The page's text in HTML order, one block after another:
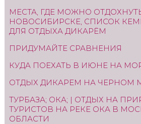
МЕСТА, ГДЕ МОЖНО
НОВОСИБИРСКЕ, СПИСОК
ДЛЯ ОТДЫХА ДИКАРЁМ
ПРИДУМАЙТЕ СРАВНЕНИЯ
КУДА ПОЕХАТЬ В ИЮНЕ НА
ОТДЫХ ДИКАРЕМ НА ЧЕРНОМ
ТУРБАЗА; ОКА; | ОТДЫХ НА
ТУРИСТОВ НА РЕКЕ ОКА В
ОБЛАСТИ